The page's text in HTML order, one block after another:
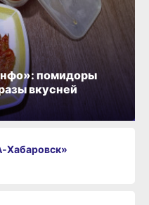
помидоры
вкусней